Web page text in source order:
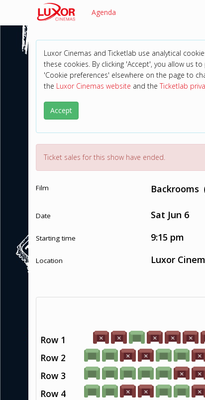
Agenda
Luxor Cinemas and Ticketlab use analytical
these cookies. By clicking 'Accept', you allow us
'Cookie preferences' elsewhere on the page to
the Luxor Cinemas website and theTicketlab
Accept
Ticket sales for this show have ended.
Film Backrooms
Date Sat Jun 6
Starting time 9:15 pm
Location Luxor
Row 1
Row 2
Row 3
Row 4